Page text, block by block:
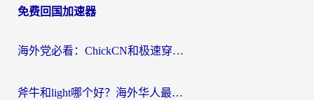
导
免费回国加速器
海外党必看：ChickCN和极速穿梭VPN好用吗？3招教你选对回国加速器无缝刷国内资源
斧牛和light哪个好？海外华人最关心的回国加速器选择难题，一篇讲透